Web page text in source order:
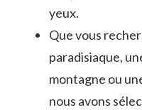
yeux.
Que⁣ vous
paradisiaque,
montagne ou‌
nous⁢ avons